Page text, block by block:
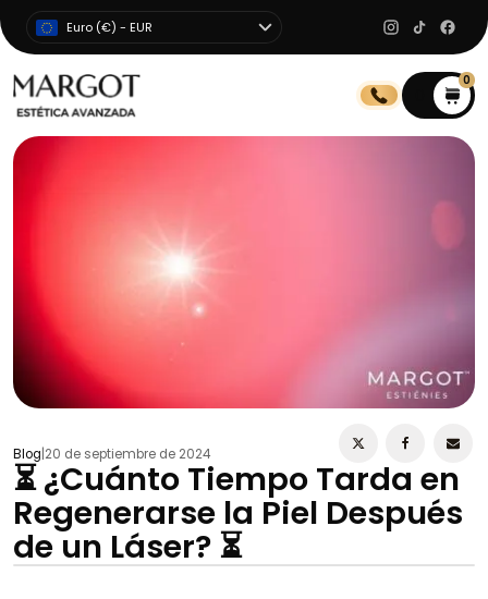
Euro (€) - EUR
0
Blog 20 de septiembre de 2024
⏳ ¿Cuánto Tiempo Tarda en
Regenerarse la Piel Después
de un Láser? ⏳